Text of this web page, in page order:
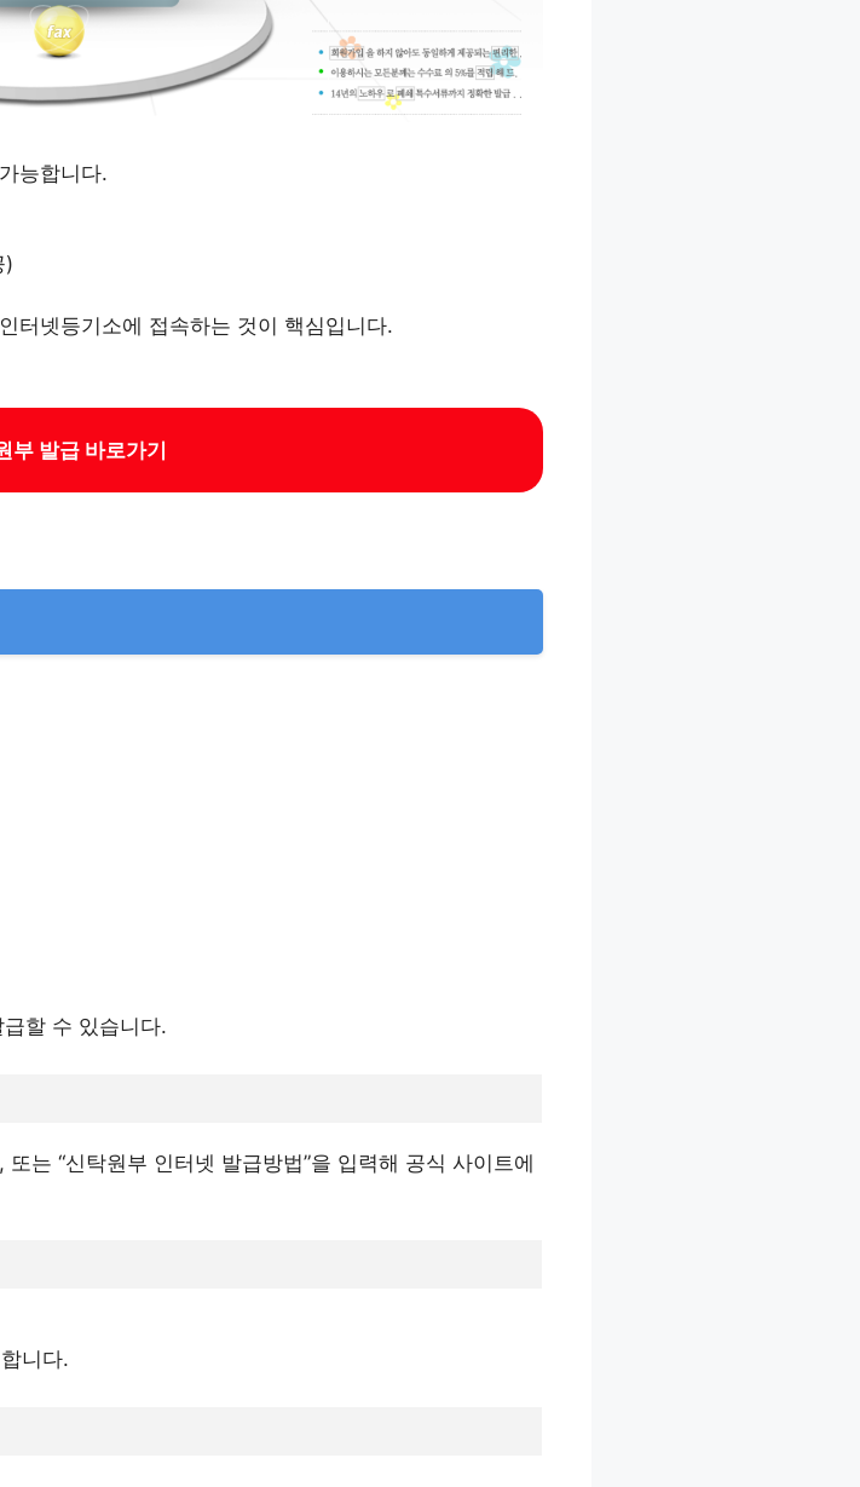
능합니다.
)
터넷등기소에 접속하는 것이 핵심입니다.
부 발급 바로가기
할 수 있습니다.
, 또는 “신탁원부 인터넷 발급방법”을 입력해 공식 사이트에
니다.